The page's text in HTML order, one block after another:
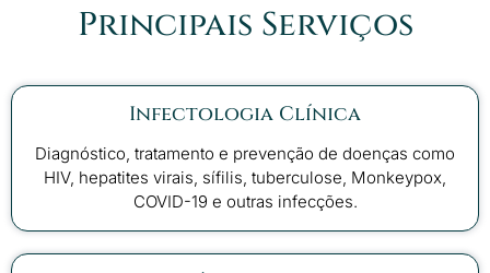
Principais Serviços
Infectologia Clínica
Diagnóstico, tratamento e prevenção de doenças como
HIV, hepatites virais, sífilis, tuberculose, Monkeypox,
COVID-19 e outras infecções.